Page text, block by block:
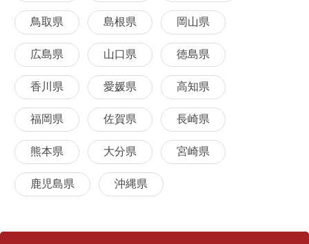
鳥取県 島根県 岡山県
広島県 山口県 徳島県
香川県 愛媛県 高知県
福岡県 佐賀県 長崎県
熊本県 大分県 宮崎県
鹿児島県 沖縄県